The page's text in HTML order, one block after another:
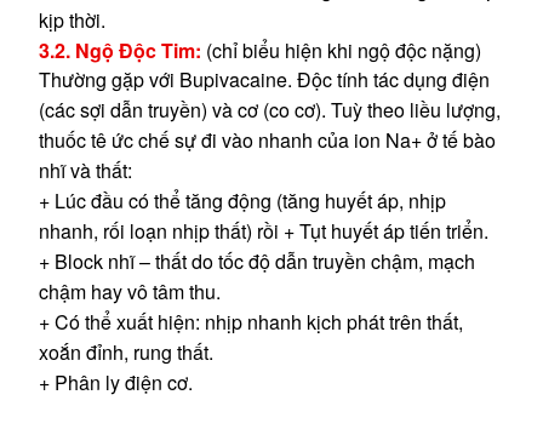
kịp thời.
3.2. Ngộ Độc Tim: (chỉ biểu hiện khi ngộ độc nặng)
Thường gặp với Bupivacaine. Độc tính tác dụng điện
(các sợi dẫn truyền) và cơ (co cơ). Tuỳ theo liều lượng,
thuốc tê ức chế sự đi vào nhanh của ion Na+ ở tế bào
nhĩ và thất:
+ Lúc đầu có thể tăng động (tăng huyết áp, nhịp
nhanh, rối loạn nhịp thất) rồi + Tụt huyết áp tiến triển.
+ Block nhĩ – thất do tốc độ dẫn truyền chậm, mạch
chậm hay vô tâm thu.
+ Có thể xuất hiện: nhịp nhanh kịch phát trên thất,
xoắn đỉnh, rung thất.
+ Phân ly điện cơ.